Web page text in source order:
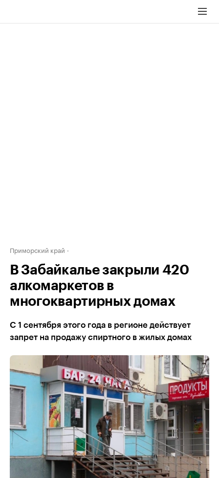
Приморский край
В Забайкалье закрыли 420
алкомаркетов в
многоквартирных домах
С 1 сентября этого года в регионе действует
запрет на продажу спиртного в жилых домах